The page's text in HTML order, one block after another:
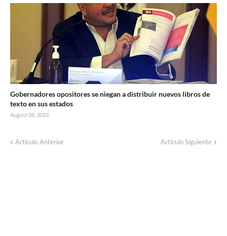
Gobernadores opositores se niegan a distribuir nuevos libros de
texto en sus estados
August 08, 2023
Artículo Anterior Artículo Siguiente